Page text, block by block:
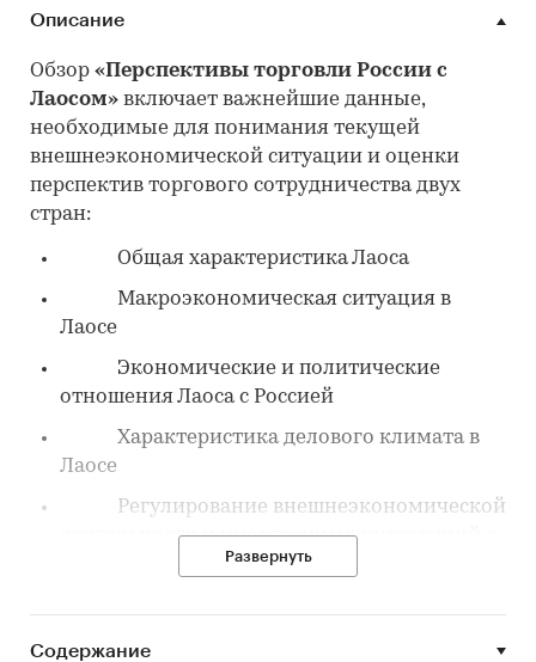
Описание
Обзор «Перспективы торговли России с
Лаосом» включает важнейшие данные,
необходимые для понимания текущей
внешнеэкономической ситуации и оценки
перспектив торгового сотрудничества двух
стран:
Общая характеристика Лаоса
Макроэкономическая ситуация в
Лаосе
Экономические и политические
отношения Лаоса с Россией
Характеристика делового климата в
Лаосе
Регулирование внешнеэкономической
деятельности и иностранных инвестиций в
Развернуть
Содержание